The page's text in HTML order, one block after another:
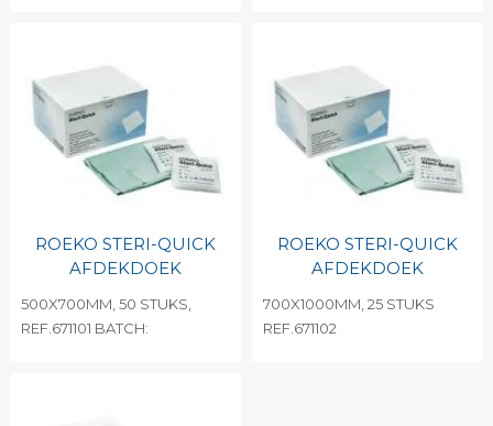
ROEKO STERI-QUICK
AFDEKDOEK
500X700MM, 50 STUKS,
REF.671101 BATCH:
ROEKO STERI-QUICK
AFDEKDOEK
700X1000MM, 25 STUKS
REF.671102